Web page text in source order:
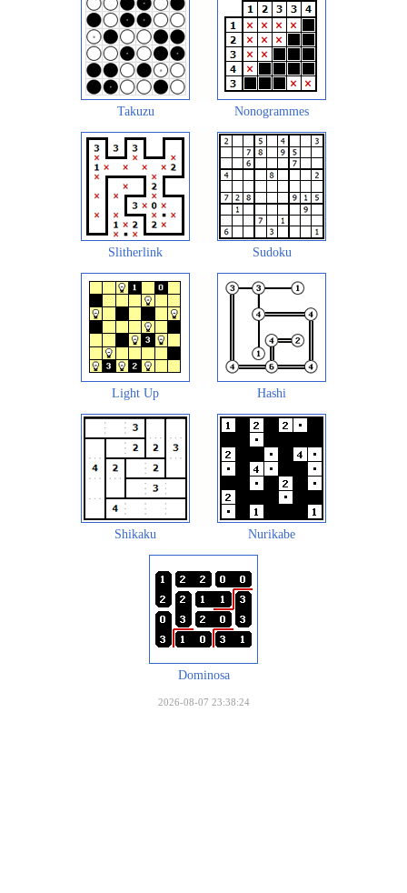
Takuzu Nonogrammes
Slitherlink Sudoku
Light Up Hashi
Shikaku Nurikabe
Dominosa
2026-08-07 23:38:24